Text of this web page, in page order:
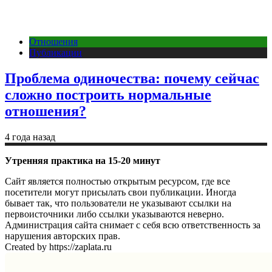
Отношения
Публикации
Проблема одиночества: почему сейчас
сложно построить нормальные
отношения?
4 года назад
Утренняя практика на 15-20 минут
Сайт является полностью открытым ресурсом, где все
посетители могут присылать свои публикации. Иногда
бывает так, что пользователи не указывают ссылки на
первоисточники либо ссылки указываются неверно.
Администрация сайта снимает с себя всю ответственность за
нарушения авторских прав.
Created by https://zaplata.ru